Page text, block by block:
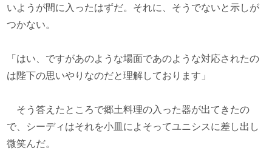
いようが間に入ったはずだ。それに、そうでないと示しが
つかない。
「はい、ですがあのような場面であのような対応されたの
は陛下の思いやりなのだと理解しております」
そう答えたところで郷土料理の入った器が出てきたの
で、シーディはそれを小皿によそってユニシスに差し出し
微笑んだ。